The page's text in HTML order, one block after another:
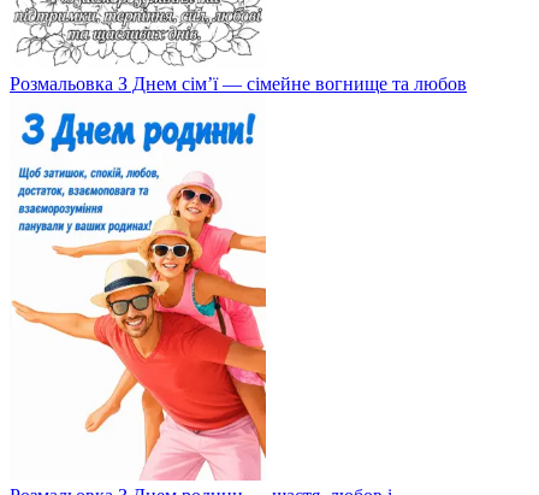
Розмальовка З Днем сім’ї — сімейне вогнище та любов